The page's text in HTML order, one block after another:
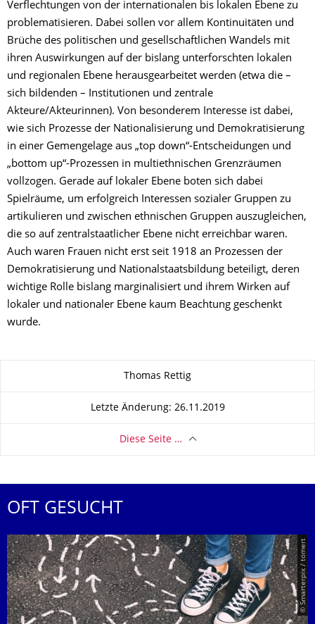
Verflechtungen von der internationalen bis lokalen Ebene zu
problematisieren. Dabei sollen vor allem Kontinuitäten und
Brüche des politischen und gesellschaftlichen Wandels mit
ihren Auswirkungen auf der bislang unterforschten lokalen
und regionalen Ebene herausgearbeitet werden (etwa die –
sich bildenden – Institutionen und zentrale
Akteure/Akteurinnen). Von besonderem Interesse ist dabei,
wie sich Prozesse der Nationalisierung und Demokratisierung
in einer Gemengelage aus „top down“-Entscheidungen und
„bottom up“-Prozessen in multiethnischen Grenzräumen
vollzogen. Gerade auf lokaler Ebene boten sich dabei
Spielräume, um erfolgreich Interessen sozialer Gruppen zu
artikulieren und zwischen ethnischen Gruppen auszugleichen,
die so auf zentralstaatlicher Ebene nicht erreichbar waren.
Auch waren Frauen nicht erst seit 1918 an Prozessen der
Demokratisierung und Nationalstaatsbildung beteiligt, deren
wichtige Rolle bislang marginalisiert und ihrem Wirken auf
lokaler und nationaler Ebene kaum Beachtung geschenkt
wurde.
Thomas Rettig
Letzte Änderung: 26.11.2019
Diese Seite …
OFT GESUCHT
© Smarterpix / tomert